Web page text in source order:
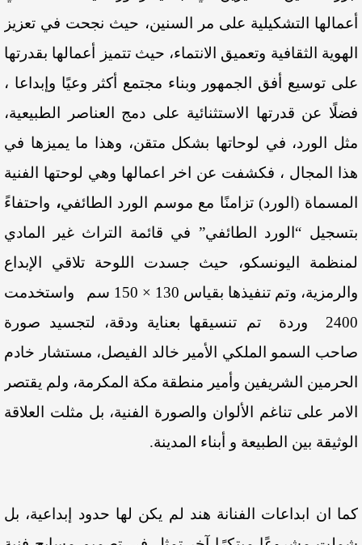
أعمالها التشكيلية على مر السنين، حيث نجحت في تعزيز
الهوية الثقافية وتعميق الانتماء، حيث تتميز أعمالها بقدرتها
على توسيع أفق الجمهور وبناء مجتمع أكثر وعيًا وإبداعا ،
فضلًا عن قدرتها الاستثنائية على دمج العناصر الطبيعية،
مثل الورد، في لوحاتها بشكل متقن، وهذا ما يميزها في
هذا المجال ، فكشفت عن اخر اعمالها وهي لوحتها الفنية
المسماة (الورد) تزامنًا مع موسم الورد الطائفي، واحتفاءً
بتسجيل “الورد الطائفي” في قائمة التراث غير المادي
لمنظمة اليونسكو، حيث جسدت اللوحة تلاقي الإبداع
والرمزية، وتم تنفيذها بقياس 130 × 150 سم واستخدمت
2400 وردة تم تنسيقها بعناية ودقة، لتجسيد صورة
صاحب السمو الملكي الأمير خالد الفيصل، مستشار خادم
الحرمين الشريفين وأمير منطقة مكة المكرمة، ولم يقتصر
الامر على تناغم الألوان والصورة الفنية، بل مثلت العلاقة
الوثيقة بين الطبيعة و أبناء المدينة.
كما ان ابداعات الفنانة هند لم يكن لها حدود إبداعية، بل